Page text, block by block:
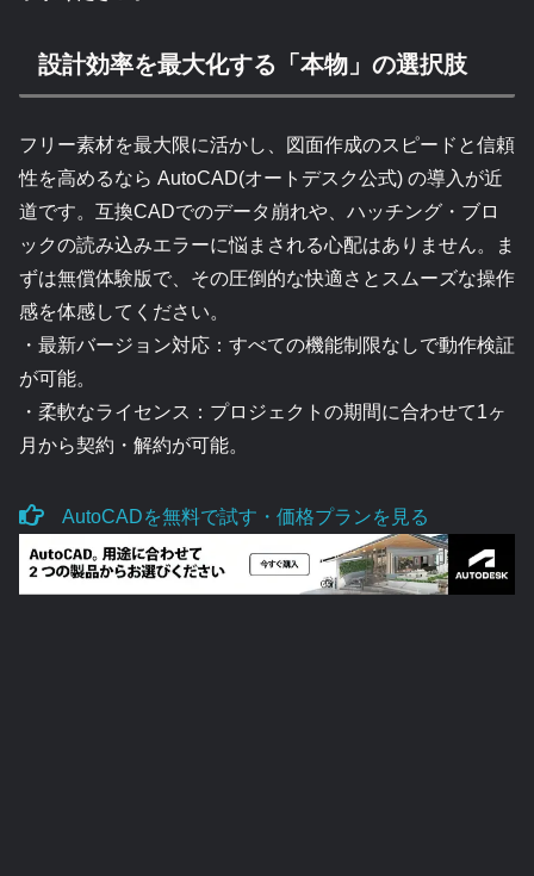
設計効率を最大化する「本物」の選択肢
フリー素材を最大限に活かし、図面作成のスピードと信頼
性を高めるなら AutoCAD(オートデスク公式) の導入が近
道です。互換CADでのデータ崩れや、ハッチング・ブロ
ックの読み込みエラーに悩まされる心配はありません。ま
ずは無償体験版で、その圧倒的な快適さとスムーズな操作
感を体感してください。
・最新バージョン対応：すべての機能制限なしで動作検証
が可能。
・柔軟なライセンス：プロジェクトの期間に合わせて1ヶ
月から契約・解約が可能。
AutoCADを無料で試す・価格プランを見る